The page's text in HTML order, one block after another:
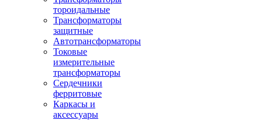
тороидальные
Трансформаторы
защитные
Автотрансформаторы
Токовые
измерительные
трансформаторы
Сердечники
ферритовые
Каркасы и
аксессуары